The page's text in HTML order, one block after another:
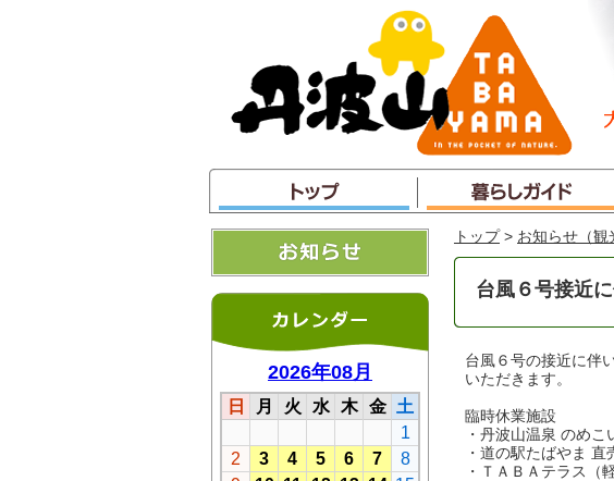
ャ
ン
プ
トップ > お知らせ（観
台風６号接近
台風６号の接近に伴
いただきます。
臨時休業施設
・丹波山温泉 のめこ
・道の駅たばやま 直
・ＴＡＢＡテラス（